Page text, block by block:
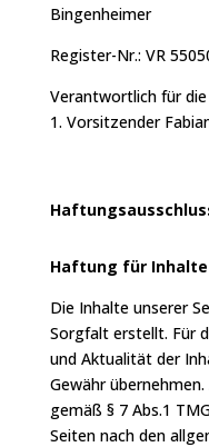
Bingenheimer
Register-Nr.: VR
Verantwortlich für
1. Vorsitzender
Haftung für Inhalte
Die Inhalte unserer
Sorgfalt erstellt. Für
und Aktualität der
Gewähr
gemäß § 7 Abs.1
Seiten nach den